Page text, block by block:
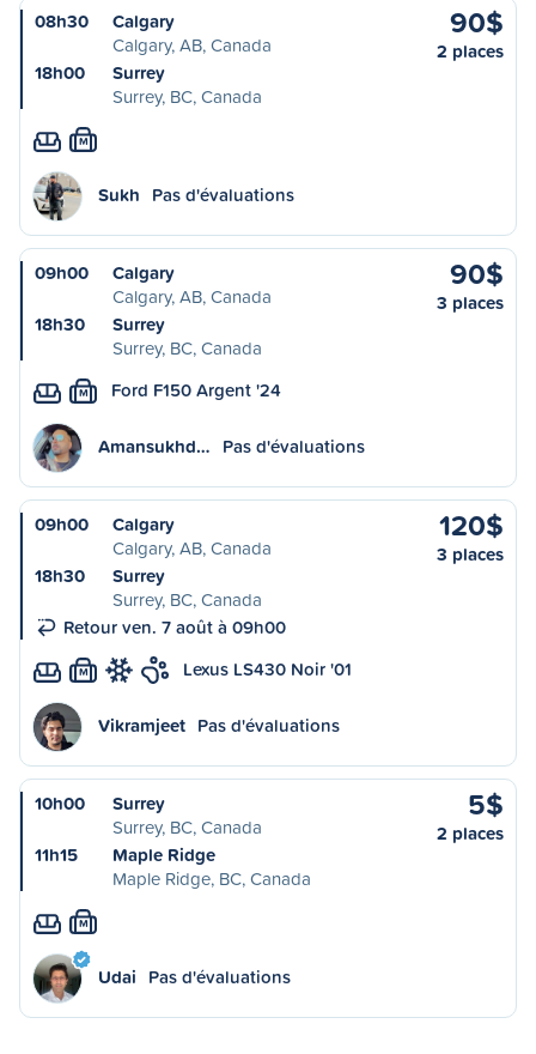
08h30
Calgary
Calgary, AB, Canada
18h00
Surrey
Surrey, BC, Canada
90$
2 places
M
Sukh Pas d'évaluations
09h00
Calgary
Calgary, AB, Canada
18h30
Surrey
Surrey, BC, Canada
90$
3 places
M Ford F150 Argent '24
Amansukhd… Pas d'évaluations
09h00
Calgary
Calgary, AB, Canada
18h30
Surrey
Surrey, BC, Canada
Retour ven. 7 août à 09h00
120$
3 places
M Lexus LS430 Noir '01
Vikramjeet Pas d'évaluations
10h00
Surrey
Surrey, BC, Canada
11h15
Maple Ridge
Maple Ridge, BC, Canada
5$
2 places
M
Udai Pas d'évaluations